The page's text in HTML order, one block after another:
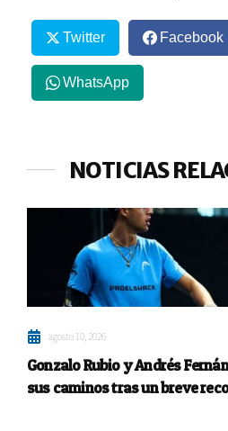
Twitter Facebook
WhatsApp
NOTICIAS
agosto 10, 2026
Gonzalo Rubio y Andrés
sus caminos tras un breve